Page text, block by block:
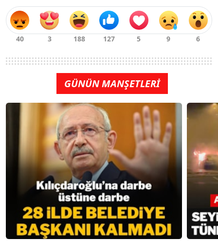
GÜNÜN MANŞETLERİ